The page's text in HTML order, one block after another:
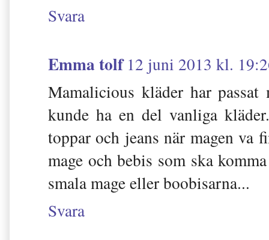
Svara
Emma tolf 12 juni 2013 kl.
Mamalicious kläder har
kunde ha en del vanliga
toppar och jeans när magen va
mage och bebis som ska
smala mage eller boobisarna...
Svara